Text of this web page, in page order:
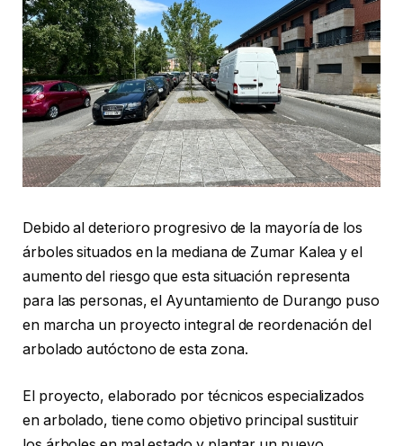
Debido al deterioro progresivo de la mayoría de los
árboles situados en la mediana de Zumar Kalea y el
aumento del riesgo que esta situación representa
para las personas, el Ayuntamiento de Durango puso
en marcha un proyecto integral de reordenación del
arbolado autóctono de esta zona.
El proyecto, elaborado por técnicos especializados
en arbolado, tiene como objetivo principal sustituir